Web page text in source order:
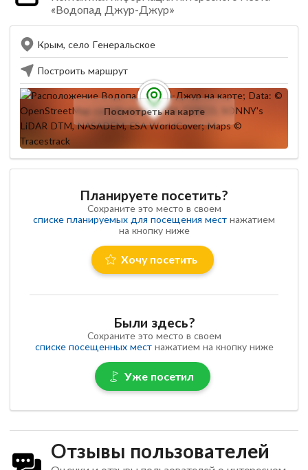
«Водопад Джур-Джур»
Крым, село Генеральское
Построить маршрут
Посмотреть на карте
Планируете посетить?
Сохраните это место в своем
списке планируемых для посещения мест нажатием
на кнопку ниже
Хочу посетить
Были здесь?
Сохраните это место в своем
списке посещенных местнажатием на кнопку ниже
Уже посетил
Отзывы пользователей